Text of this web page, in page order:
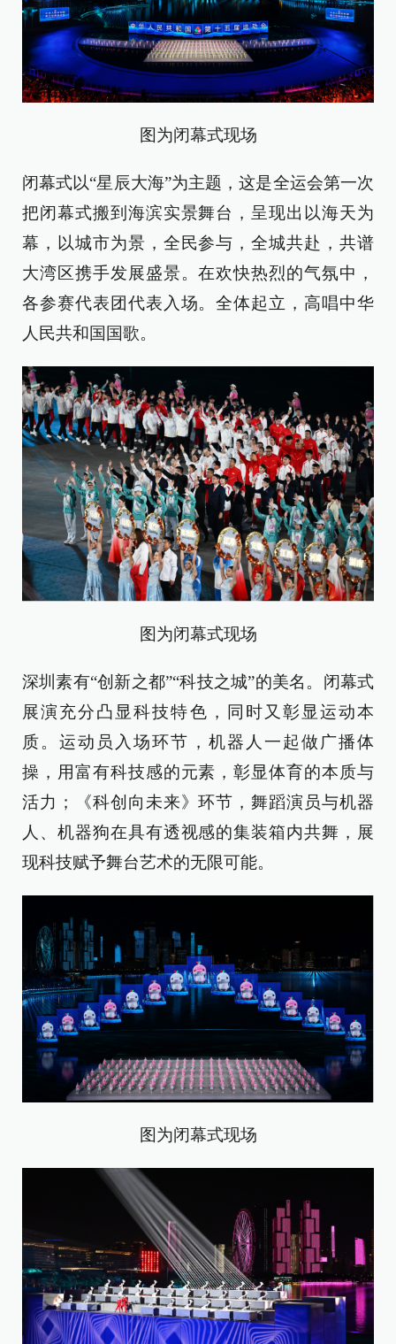
图为闭幕式现场
闭幕式以“星辰大海”为主题，这是全运会第一次
把闭幕式搬到海滨实景舞台，呈现出以海天为
幕，以城市为景，全民参与，全城共赴，共谱
大湾区携手发展盛景。在欢快热烈的气氛中，
各参赛代表团代表入场。全体起立，高唱中华
人民共和国国歌。
图为闭幕式现场
深圳素有“创新之都”“科技之城”的美名。闭幕式
展演充分凸显科技特色，同时又彰显运动本
质。运动员入场环节，机器人一起做广播体
操，用富有科技感的元素，彰显体育的本质与
活力；《科创向未来》环节，舞蹈演员与机器
人、机器狗在具有透视感的集装箱内共舞，展
现科技赋予舞台艺术的无限可能。
图为闭幕式现场